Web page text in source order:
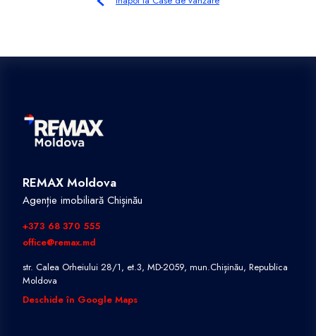
REMAX Moldova
Agenție imobiliară Chișinău
+373 68 370 555
office@remax.md
str. Calea Orheiului 28/1, et.3, MD-2059, mun.Chișinău, Republica
Moldova
Deschide în Google Maps